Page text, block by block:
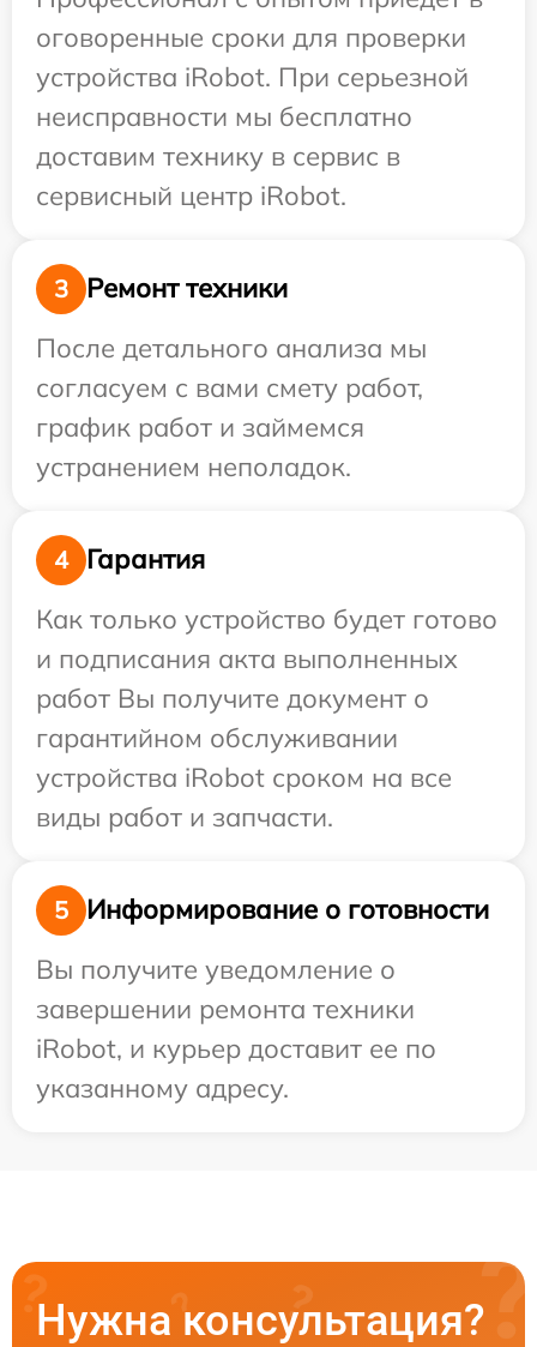
оговоренные сроки для проверки
устройства iRobot. При серьезной
неисправности мы бесплатно
доставим технику в сервис в
сервисный центр iRobot.
3
Ремонт техники
После детального анализа мы
согласуем с вами смету работ,
график работ и займемся
устранением неполадок.
4
Гарантия
Как только устройство будет готово
и подписания акта выполненных
работ Вы получите документ о
гарантийном обслуживании
устройства iRobot сроком на все
виды работ и запчасти.
5
Информирование о готовности
Вы получите уведомление о
завершении ремонта техники
iRobot, и курьер доставит ее по
указанному адресу.
Нужна консультация?